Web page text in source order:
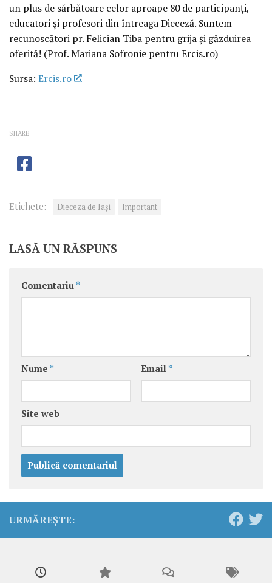
un plus de sărbătoare celor aproape 80 de participanți,
educatori și profesori din întreaga Dieceză. Suntem
recunoscători pr. Felician Tiba pentru grija și găzduirea
oferită! (Prof. Mariana Sofronie pentru Ercis.ro)
Sursa: Ercis.ro
SHARE
Etichete: Dieceza de Iași Important
LASĂ UN RĂSPUNS
Comentariu *
Nume * Email *
Site web
URMĂREȘTE: